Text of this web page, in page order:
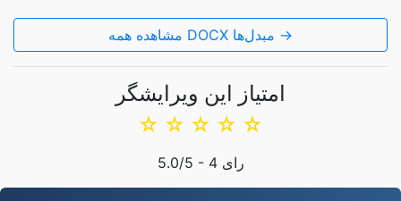
مشاهده همه DOCX مبدل‌ها →
امتیاز این ویرایشگر
☆
☆
☆
☆
☆
5.0/5 - 4 رای